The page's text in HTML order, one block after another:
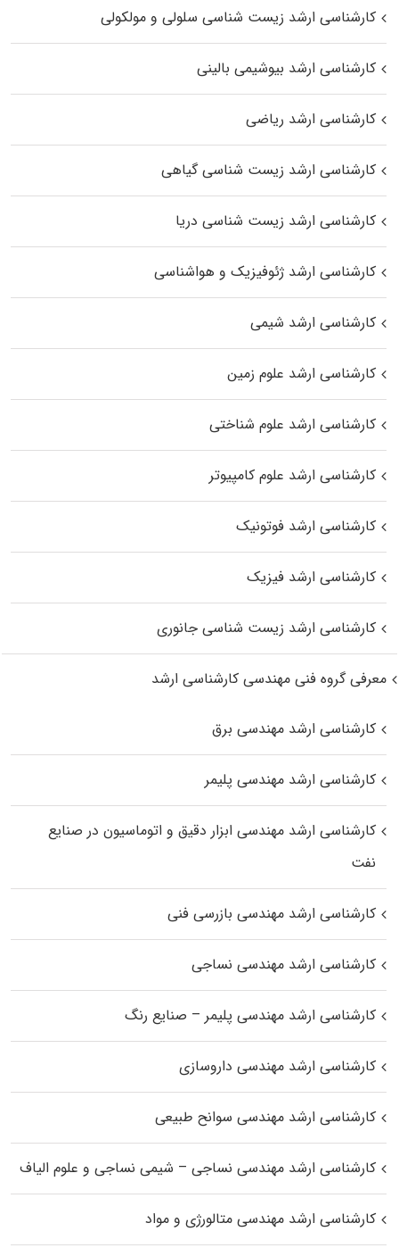
کارشناسی ارشد زیست شناسی سلولی و مولکولی
کارشناسی ارشد بیوشیمی بالینی
کارشناسی ارشد ریاضی
کارشناسی ارشد زیست‌ شناسی گیاهی
کارشناسی ارشد زیست‌ شناسی دریا
کارشناسی ارشد ژئوفیزیک و هواشناسی
کارشناسی ارشد شیمی
کارشناسی ارشد علوم زمین
کارشناسی ارشد علوم شناختی
کارشناسی ارشد علوم کامپیوتر
کارشناسی ارشد فوتونیک
کارشناسی ارشد فیزیک
کارشناسی ارشد زیست‌ شناسی جانوری
معرفی گروه فنی مهندسی کارشناسی ارشد
کارشناسی ارشد مهندسی برق
کارشناسی ارشد مهندسی پلیمر
کارشناسی ارشد مهندسی ابزار دقیق و اتوماسیون در صنایع
نفت
کارشناسی ارشد مهندسی بازرسی فنی
کارشناسی ارشد مهندسی نساجی
کارشناسی ارشد مهندسی پلیمر – صنایع رنگ
کارشناسی ارشد مهندسی داروسازی
کارشناسی ارشد مهندسی سوانح طبیعی
کارشناسی ارشد مهندسی نساجی – شیمی نساجی و علوم الیاف
کارشناسی ارشد مهندسی متالورژی و مواد